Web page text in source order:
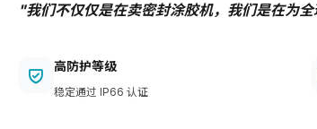
"我们不仅仅是在卖密封涂胶机，我们是在为
高防护等级
稳定通过 IP66 认证